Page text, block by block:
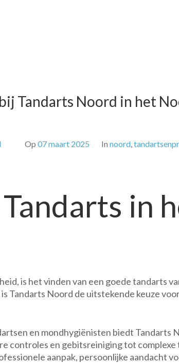
Tandarts Noord in het
Op 07 maart 2025 In noord,
in
is het vinden van een goede tandarts
Tandarts Noord de uitstekende keuze
en mondhygiënisten biedt Tandarts
controles en gebitsreiniging tot
aanpak, persoonlijke aandacht